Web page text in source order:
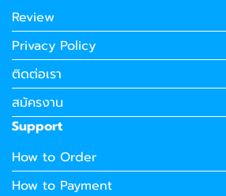
Review
Privacy Policy
ติดต่อเรา
สมัครงาน
Support
How to Order
How to Payment